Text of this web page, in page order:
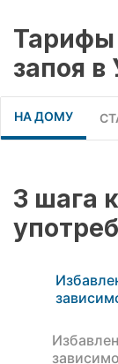
Тарифы
запоя
НА ДОМУ
3 шага